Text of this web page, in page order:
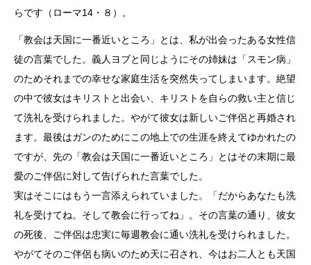
らです（ローマ14・８）。
「教会は天国に一番近いところ」とは、私が出会ったある女性信
徒の言葉でした。義人ヨブと同じようにその姉妹は「スモン病」
のためそれまでの幸せな家庭生活を突然失ってしまいます。絶望
の中で彼女はキリストと出会い、キリストを自らの救い主と信じ
て洗礼を受けられました。やがて彼女は新しいご伴侶と再婚され
ます。最後はガンのためにこの地上での生涯を終えてゆかれたの
ですが、先の「教会は天国に一番近いところ」とはその末期に最
愛のご伴侶に対して告げられた言葉でした。
実はそこにはもう一言添えられていました。「だからあなたも洗
礼を受けてね。そして教会に行ってね」。その言葉の通り、彼女
の死後、ご伴侶は忠実に毎週教会に通い洗礼を受けられました。
やがてそのご伴侶も病いのため天に召され、今はお二人とも天国